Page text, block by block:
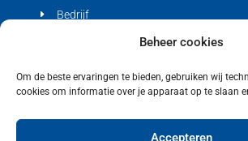
Beheer cookies
Om de beste ervaringen te bieden, gebruiken wij
cookies om informatie over je apparaat op te slaan
Accepteren
Bedrijf
Cookiebeleid (EU)